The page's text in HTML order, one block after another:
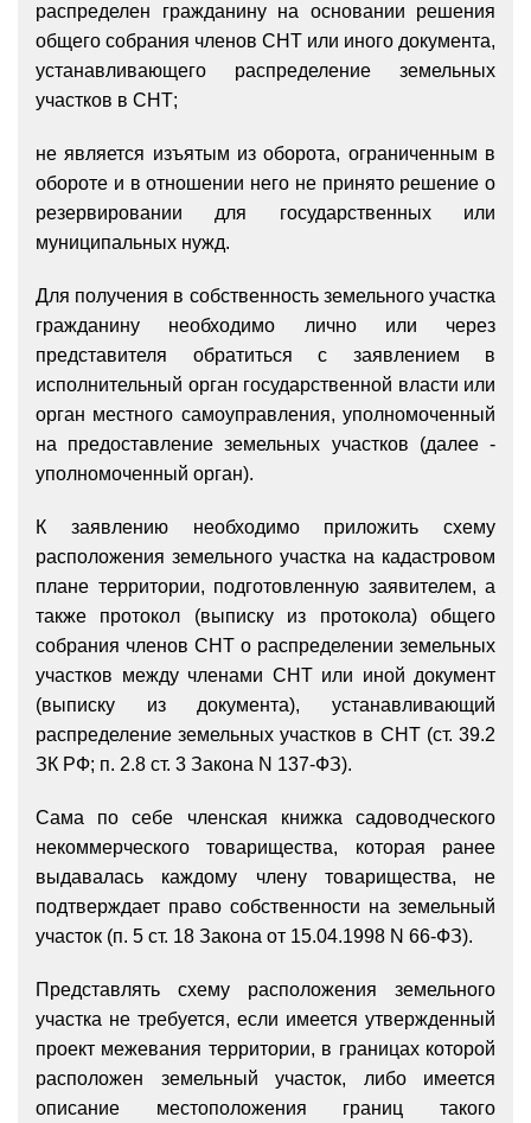
распределен гражданину на основании решения
общего собрания членов СНТ или иного документа,
устанавливающего распределение земельных
участков в СНТ;
не является изъятым из оборота, ограниченным в
обороте и в отношении него не принято решение о
резервировании для государственных или
муниципальных нужд.
Для получения в собственность земельного участка
гражданину необходимо лично или через
представителя обратиться с заявлением в
исполнительный орган государственной власти или
орган местного самоуправления, уполномоченный
на предоставление земельных участков (далее -
уполномоченный орган).
К заявлению необходимо приложить схему
расположения земельного участка на кадастровом
плане территории, подготовленную заявителем, а
также протокол (выписку из протокола) общего
собрания членов СНТ о распределении земельных
участков между членами СНТ или иной документ
(выписку из документа), устанавливающий
распределение земельных участков в СНТ (ст. 39.2
ЗК РФ; п. 2.8 ст. 3 Закона N 137-ФЗ).
Сама по себе членская книжка садоводческого
некоммерческого товарищества, которая ранее
выдавалась каждому члену товарищества, не
подтверждает право собственности на земельный
участок (п. 5 ст. 18 Закона от 15.04.1998 N 66-ФЗ).
Представлять схему расположения земельного
участка не требуется, если имеется утвержденный
проект межевания территории, в границах которой
расположен земельный участок, либо имеется
описание местоположения границ такого